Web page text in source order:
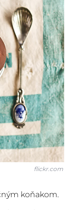
flickr.com
koňakom.